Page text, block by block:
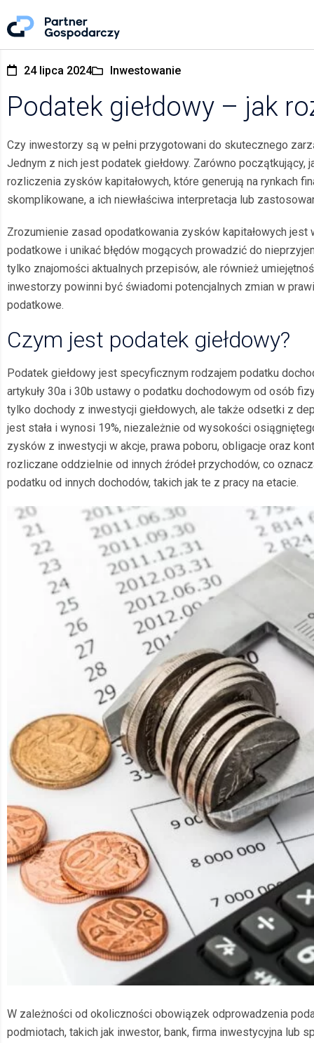
24 lipca 2024 Inwestowanie
Podatek giełdowy – jak
Czy inwestorzy są w pełni przygotowani do skutecznego
Jednym z nich jest podatek giełdowy. Zarówno
rozliczenia zysków kapitałowych, które generują na rynkach
skomplikowane, a ich niewłaściwa interpretacja lub
Zrozumienie zasad opodatkowania zysków kapitałowych
podatkowe i unikać błędów mogących prowadzić do
tylko znajomości aktualnych przepisów, ale również
inwestorzy powinni być świadomi potencjalnych zmian w
podatkowe.
Czym jest podatek giełdowy?
Podatek giełdowy jest specyficznym rodzajem podatku
artykuły 30a i 30b ustawy o podatku dochodowym od osób
tylko dochody z inwestycji giełdowych, ale także odsetki z
jest stała i wynosi 19%, niezależnie od wysokości
zysków z inwestycji w akcje, prawa poboru, obligacje oraz
rozliczane oddzielnie od innych źródeł przychodów, co
podatku od innych dochodów, takich jak te z pracy na etacie.
W zależności od okoliczności obowiązek odprowadzenia
podmiotach, takich jak inwestor, bank, firma inwestycyjna lub